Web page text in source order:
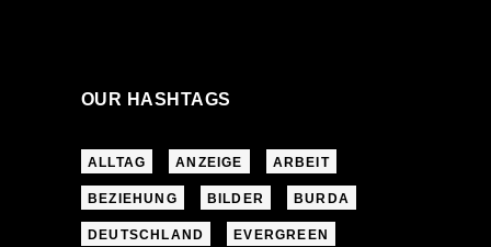
OUR HASHTAGS
ALLTAG ANZEIGE ARBEIT
BEZIEHUNG BILDER BURDA
DEUTSCHLAND EVERGREEN